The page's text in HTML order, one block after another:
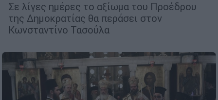
Σε λίγες ημέρες το αξίωμα του Προέδρου
της Δημοκρατίας θα περάσει στον
Κωνσταντίνο Τασούλα